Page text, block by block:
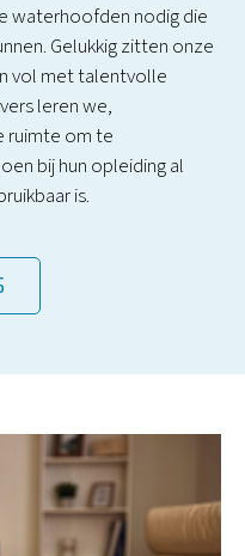
waterhoofden nodig die
Gelukkig zitten onze
vol met talentvolle
leren we,
ruimte om te
bij hun opleiding al
is.